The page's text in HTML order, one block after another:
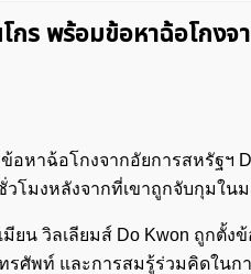
กร พร้อมข้อหาฉ้อโกงจ
หาฉ้อโกงจากอัยการสหรัฐฯ
โมงหลังจากที่เขาถูกจับกุมในม
ยน วิลเลียมส์ Do Kwon ถูกตั้ง
ศัพท์ และการสมรู้ร่วมคิดในก